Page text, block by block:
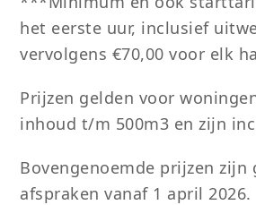
het eerste uur, inclusief
vervolgens €70,00 voor elk
Prijzen gelden voor
inhoud t/m 500m3 en zijn
Bovengenoemde prijzen zijn
afspraken vanaf 1 april 2026.